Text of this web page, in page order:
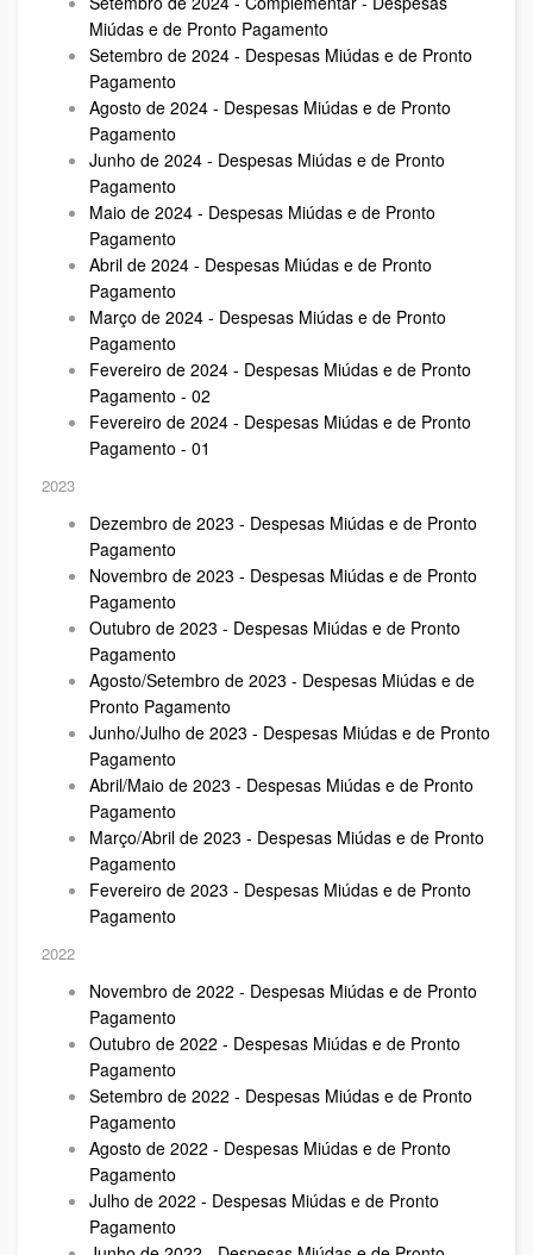
Miúdas e de Pronto Pagamento
Setembro de 2024 - Despesas Miúdas e de Pronto
Pagamento
Agosto de 2024 - Despesas Miúdas e de Pronto
Pagamento
Junho de 2024 - Despesas Miúdas e de Pronto
Pagamento
Maio de 2024 - Despesas Miúdas e de Pronto
Pagamento
Abril de 2024 - Despesas Miúdas e de Pronto
Pagamento
Março de 2024 - Despesas Miúdas e de Pronto
Pagamento
Fevereiro de 2024 - Despesas Miúdas e de Pronto
Pagamento - 02
Fevereiro de 2024 - Despesas Miúdas e de Pronto
Pagamento - 01
2023
Dezembro de 2023 - Despesas Miúdas e de Pronto
Pagamento
Novembro de 2023 - Despesas Miúdas e de Pronto
Pagamento
Outubro de 2023 - Despesas Miúdas e de Pronto
Pagamento
Agosto/Setembro de 2023 - Despesas Miúdas e de
Pronto Pagamento
Junho/Julho de 2023 - Despesas Miúdas e de Pronto
Pagamento
Abril/Maio de 2023 - Despesas Miúdas e de Pronto
Pagamento
Março/Abril de 2023 - Despesas Miúdas e de Pronto
Pagamento
Fevereiro de 2023 - Despesas Miúdas e de Pronto
Pagamento
2022
Novembro de 2022 - Despesas Miúdas e de Pronto
Pagamento
Outubro de 2022 - Despesas Miúdas e de Pronto
Pagamento
Setembro de 2022 - Despesas Miúdas e de Pronto
Pagamento
Agosto de 2022 - Despesas Miúdas e de Pronto
Pagamento
Julho de 2022 - Despesas Miúdas e de Pronto
Pagamento